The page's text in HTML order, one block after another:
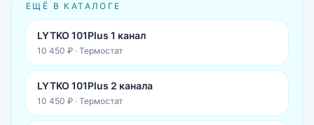
ЕЩЁ В КАТАЛОГЕ
LYTKO 101Plus 1 канал
10 450 ₽ · Термостат
LYTKO 101Plus 2 канала
10 450 ₽ · Термостат